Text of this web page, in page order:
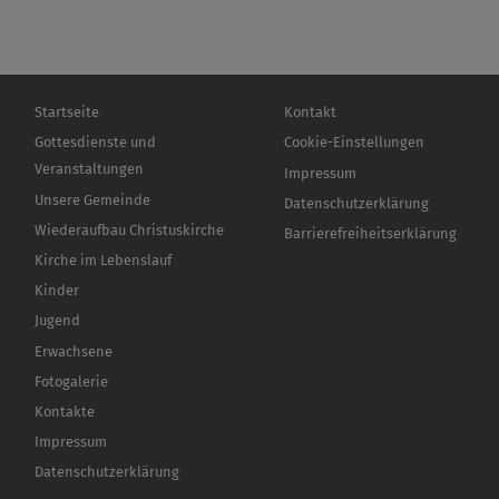
Hauptnavigation
Startseite
Gottesdienste und
Veranstaltungen
Unsere Gemeinde
Wiederaufbau Christuskirche
Kirche im Lebenslauf
Kinder
Jugend
Erwachsene
Fotogalerie
Kontakte
Impressum
Datenschutzerklärung
Fußbereichsmenü
Kontakt
Cookie-Einstellungen
Impressum
Datenschutzerklärung
Barrierefreiheitserklärung